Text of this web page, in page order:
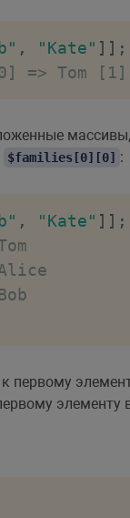
, "Kate" ] ] ;
=> Tom
$families[0][0] :
, "Kate" ] ] ;
первому